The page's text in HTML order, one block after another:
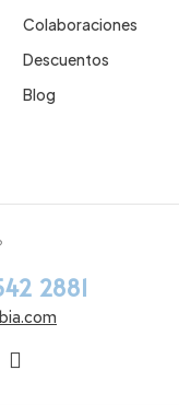
Colaboraciones
Descuentos
Blog
2881